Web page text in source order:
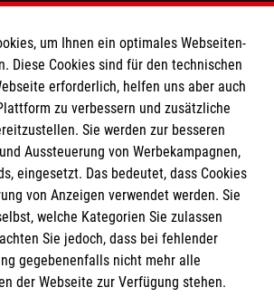
Hilfsdienst e.V.
0120 1201 2000 12
1PA7
um Ihnen ein optimales Webseiten-
Diese Cookies sind für den technischen
erforderlich, helfen uns aber auch
zu verbessern und zusätzliche
Sie werden zur besseren
Aussteuerung von Werbekampagnen,
eingesetzt. Das bedeutet, dass Cookies
von Anzeigen verwendet werden. Sie
welche Kategorien Sie zulassen
Sie jedoch, dass bei fehlender
gegebenenfalls nicht mehr alle
der Webseite zur Verfügung stehen.